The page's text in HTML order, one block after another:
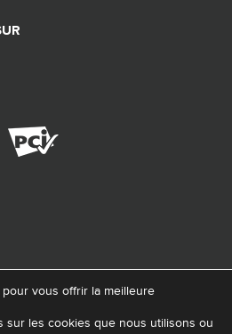
de ma vie – Pour la santé de la
vous offrir la meilleure
sur les cookies que nous utilisons ou